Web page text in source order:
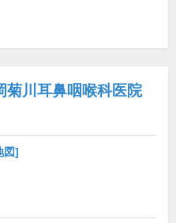
菊川耳鼻咽喉科医院
図]